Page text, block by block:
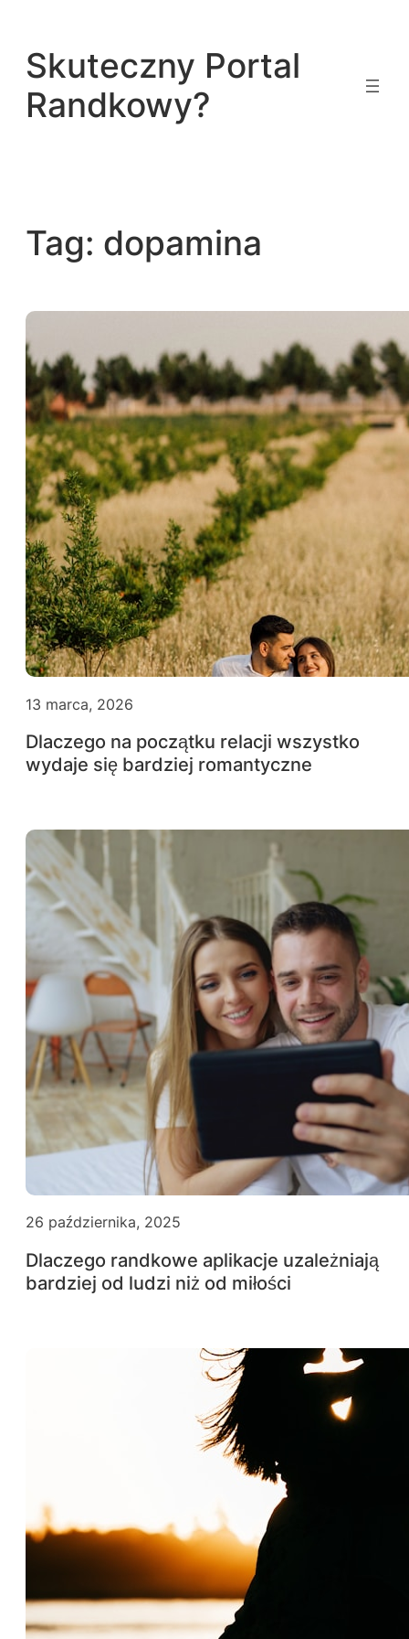
treści
Skuteczny Portal
Randkowy?
Tag: dopamina
13 marca, 2026
Dlaczego na początku relacji wszystko
wydaje się bardziej romantyczne
26 października, 2025
Dlaczego randkowe aplikacje uzależniają
bardziej od ludzi niż od miłości